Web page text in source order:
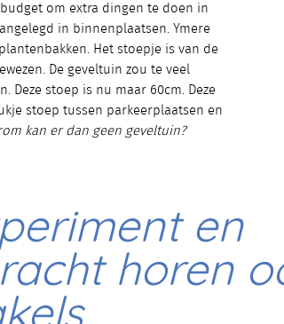
om extra dingen te doen in
in binnenplaatsen. Ymere
Het stoepje is van de
De geveltuin zou te veel
Deze stoep is nu maar 60cm. Deze
stoep tussen parkeerplaatsen en
kan er dan geen geveltuin?
en
horen